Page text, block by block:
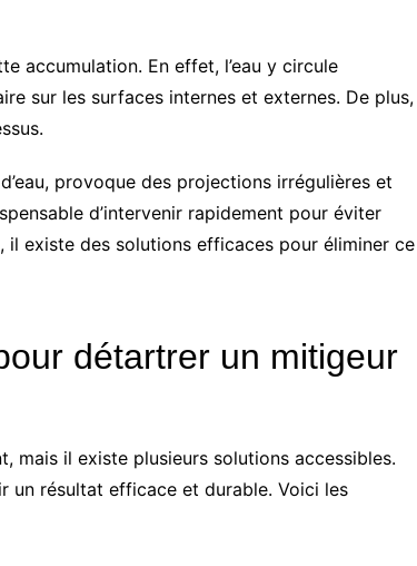
accumulation. En effet, l’eau y circule
sur les surfaces internes et externes. De plus,
provoque des projections irrégulières et
d’intervenir rapidement pour éviter
existe des solutions efficaces pour éliminer ce
détartrer un mitigeur
mais il existe plusieurs solutions accessibles.
un résultat efficace et durable. Voici les